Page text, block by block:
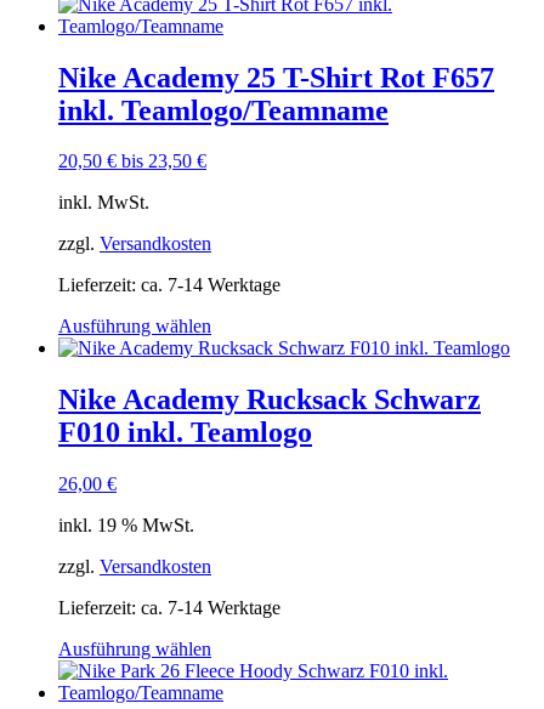
weist
Varianten
auf.
Die
Nike Academy 25 T-Shirt Rot F657
inkl. Teamlogo/Teamname
20,50 € bis 23,50 €
inkl. MwSt.
zzgl. Versandkosten
Lieferzeit: ca. 7-14 Werktage
Ausführung wählen
Produkt
mehrere
Varianten
auf.
werden
Nike Academy Rucksack Schwarz
F010 inkl. Teamlogo
26,00 €
inkl. 19 % MwSt.
zzgl. Versandkosten
Lieferzeit: ca. 7-14 Werktage
Ausführung wählen